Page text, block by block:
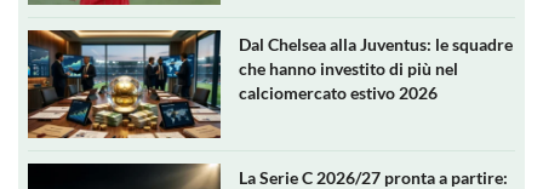
Dal Chelsea alla Juventus: le squadre
che hanno investito di più nel
calciomercato estivo 2026
La Serie C 2026/27 pronta a partire: